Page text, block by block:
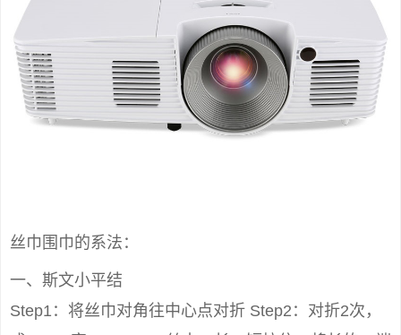
丝巾围巾的系法：
一、斯文小平结
Step1：将丝巾对角往中心点对折 Step2：对折2次，